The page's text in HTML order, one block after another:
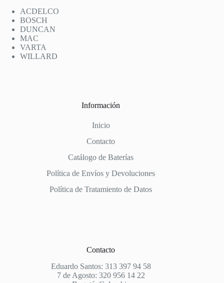
ACDELCO
BOSCH
DUNCAN
MAC
VARTA
WILLARD
Información
Inicio
Contacto
Catálogo de Baterías
Política de Envíos y Devoluciones
Política de Tratamiento de Datos
Contacto
Eduardo Santos: 313 397 94 58
7 de Agosto: 320 956 14 22